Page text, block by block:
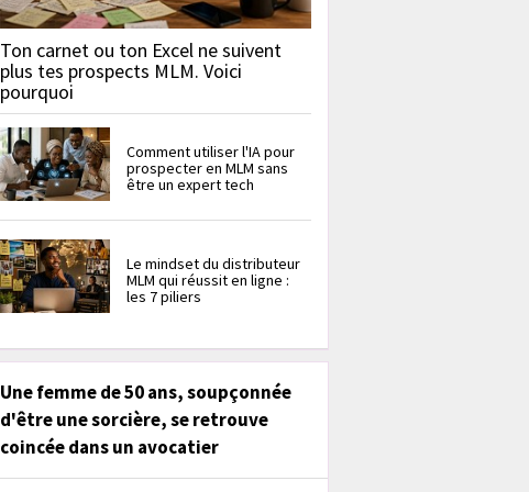
Ton carnet ou ton Excel ne suivent
plus tes prospects MLM. Voici
pourquoi
Comment utiliser l'IA pour
prospecter en MLM sans
être un expert tech
Le mindset du distributeur
MLM qui réussit en ligne :
les 7 piliers
Une femme de 50 ans, soupçonnée
d'être une sorcière, se retrouve
coincée dans un avocatier